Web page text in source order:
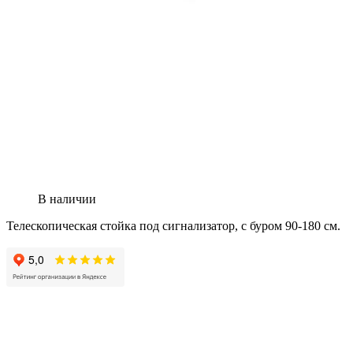
В наличии
Телескопическая стойка под сигнализатор, с буром 90-180 см.